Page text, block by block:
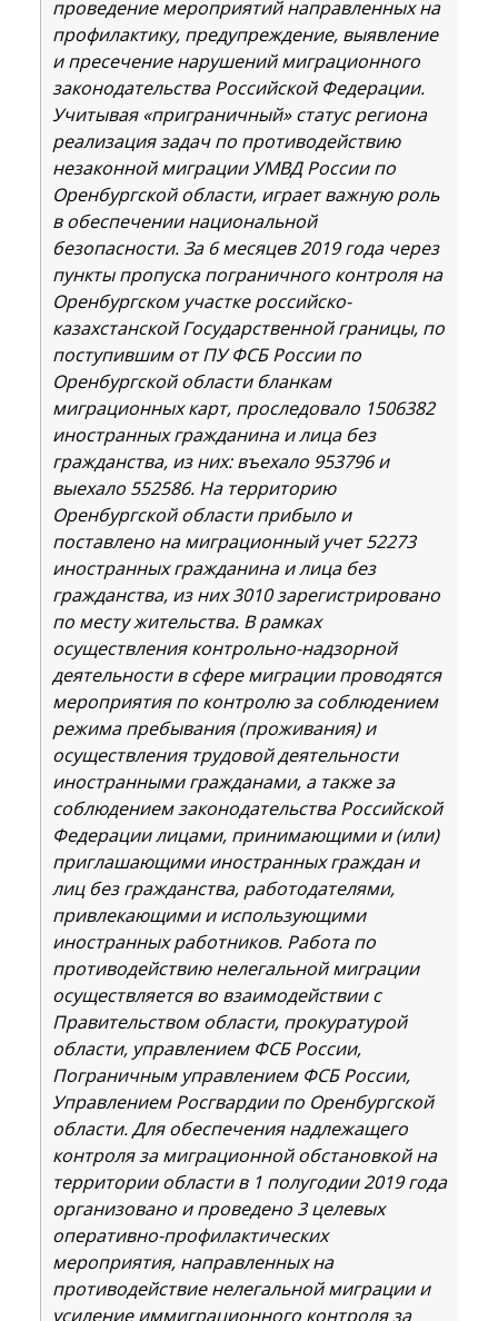
проведение мероприятий направленных на
профилактику, предупреждение, выявление
и пресечение нарушений миграционного
законодательства Российской Федерации.
Учитывая «приграничный» статус региона
реализация задач по противодействию
незаконной миграции УМВД России по
Оренбургской области, играет важную роль
в обеспечении национальной
безопасности. За 6 месяцев 2019 года через
пункты пропуска пограничного контроля на
Оренбургском участке российско-
казахстанской Государственной границы, по
поступившим от ПУ ФСБ России по
Оренбургской области бланкам
миграционных карт, проследовало 1506382
иностранных гражданина и лица без
гражданства, из них: въехало 953796 и
выехало 552586. На территорию
Оренбургской области прибыло и
поставлено на миграционный учет 52273
иностранных гражданина и лица без
гражданства, из них 3010 зарегистрировано
по месту жительства. В рамках
осуществления контрольно-надзорной
деятельности в сфере миграции проводятся
мероприятия по контролю за соблюдением
режима пребывания (проживания) и
осуществления трудовой деятельности
иностранными гражданами, а также за
соблюдением законодательства Российской
Федерации лицами, принимающими и (или)
приглашающими иностранных граждан и
лиц без гражданства, работодателями,
привлекающими и использующими
иностранных работников. Работа по
противодействию нелегальной миграции
осуществляется во взаимодействии с
Правительством области, прокуратурой
области, управлением ФСБ России,
Пограничным управлением ФСБ России,
Управлением Росгвардии по Оренбургской
области. Для обеспечения надлежащего
контроля за миграционной обстановкой на
территории области в 1 полугодии 2019 года
организовано и проведено 3 целевых
оперативно-профилактических
мероприятия, направленных на
противодействие нелегальной миграции и
усиление иммиграционного контроля за